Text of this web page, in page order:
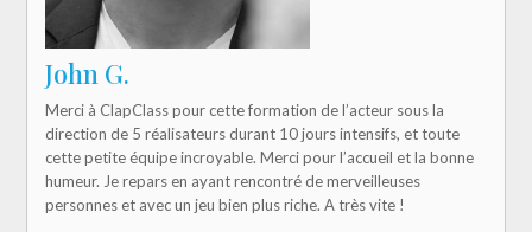
John G.
Merci à ClapClass pour cette formation de l’acteur sous la
direction de 5 réalisateurs durant 10 jours intensifs, et toute
cette petite équipe incroyable. Merci pour l’accueil et la bonne
humeur. Je repars en ayant rencontré de merveilleuses
personnes et avec un jeu bien plus riche. A très vite !